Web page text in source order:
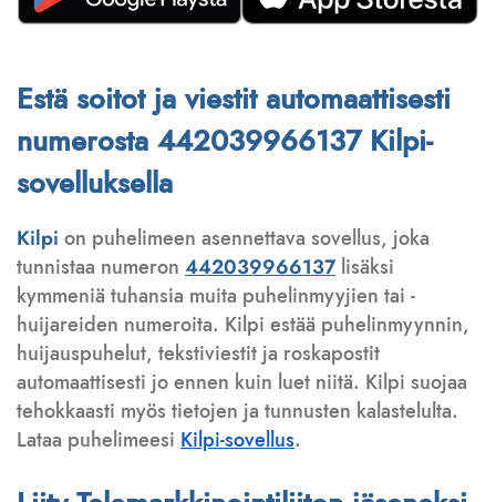
Estä soitot ja viestit automaattisesti
numerosta 442039966137 Kilpi-
sovelluksella
Kilpi on puhelimeen asennettava sovellus, joka
tunnistaa numeron 442039966137lisäksi
kymmeniä tuhansia muita puhelinmyyjien tai -
huijareiden numeroita. Kilpi estää puhelinmyynnin,
huijauspuhelut, tekstiviestit ja roskapostit
automaattisesti jo ennen kuin luet niitä. Kilpi suojaa
tehokkaasti myös tietojen ja tunnusten kalastelulta.
Lataa puhelimeesi Kilpi-sovellus.